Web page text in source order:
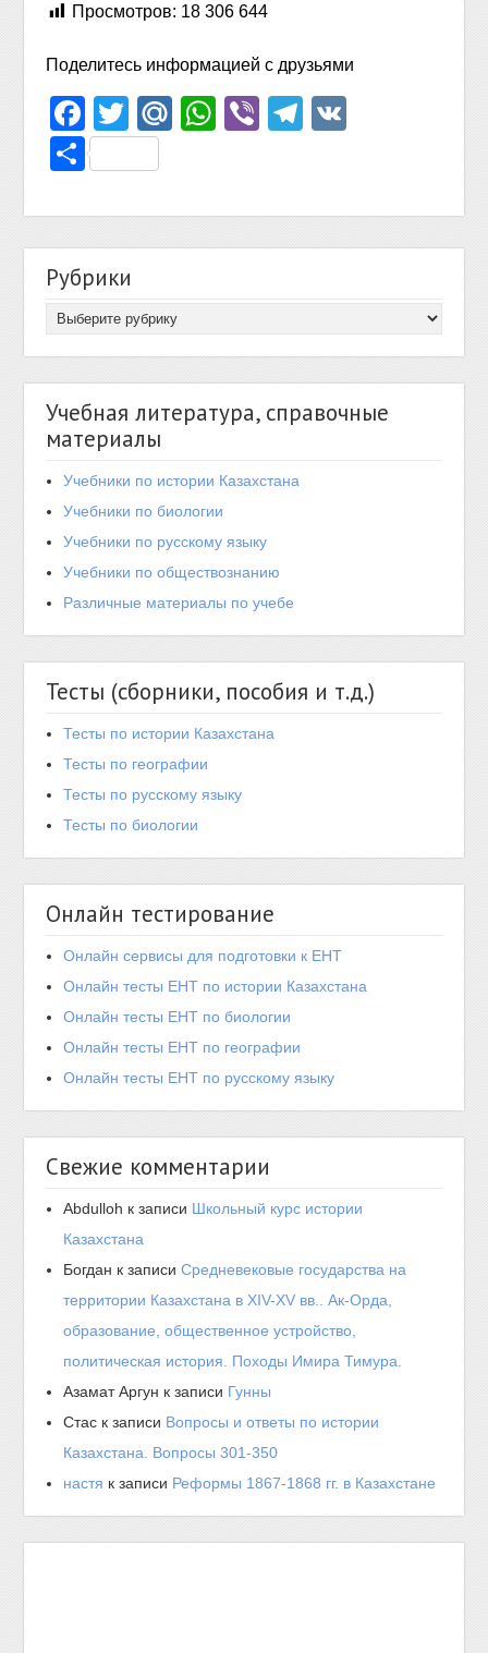
Просмотров: 18 306 644
Поделитесь информацией с друзьями
Facebook
TwitterMail.Ru
WhatsApp
ViberTelegram
Отправить
Рубрики
Учебная литература, справочные
материалы
Учебники по истории Казахстана
Учебники по биологии
Учебники по русскому языку
Учебники по обществознанию
Различные материалы по учебе
Тесты (сборники, пособия и т.д.)
Тесты по истории Казахстана
Тесты по географии
Тесты по русскому языку
Тесты по биологии
Онлайн тестирование
Онлайн сервисы для подготовки к ЕНТ
Онлайн тесты ЕНТ по истории Казахстана
Онлайн тесты ЕНТ по биологии
Онлайн тесты ЕНТ по географии
Онлайн тесты ЕНТ по русскому языку
Свежие комментарии
Abdulloh к записи Школьный курс истории
Казахстана
Богдан к записиСредневековые государства на
территории Казахстана в XIV-XV вв.. Ак-Орда,
образование, общественное устройство,
политическая история. Походы Имира Тимура.
Азамат Аргун к записи Гунны
Стас к записи Вопросы и ответы по истории
Казахстана. Вопросы 301-350
настя к записи Реформы 1867-1868 гг. в Казахстане